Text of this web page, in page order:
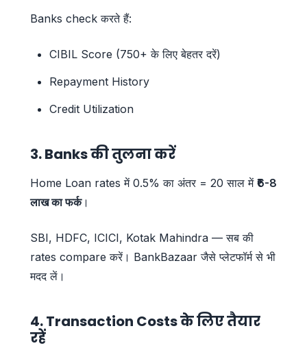
Banks check करते हैं:
CIBIL Score (750+ के लिए बेहतर दरें)
Repayment History
Credit Utilization
3. Banks की तुलना करें
Home Loan rates में 0.5% का अंतर = 20 साल में ₹6-8
लाख का फर्क।
SBI, HDFC, ICICI, Kotak Mahindra — सब की
rates compare करें। BankBazaar जैसे प्लेटफॉर्म से भी
मदद लें।
4. Transaction Costs के लिए तैयार
रहें